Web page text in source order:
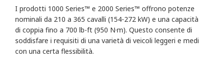
I prodotti 1000 Series™ e 2000 Series™ offrono potenze
nominali da 210 a 365 cavalli (154-272 kW) e una capacità
di coppia fino a 700 lb-ft (950 N·m). Questo consente di
soddisfare i requisiti di una varietà di veicoli leggeri e medi
con una certa flessibilità.